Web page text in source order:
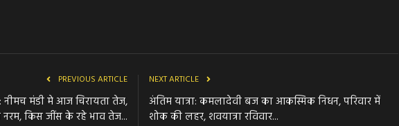
PREVIOUS ARTICLE
नीमच मंडी मे आज चिरायता तेज,
नरम, किस जींस के रहे भाव तेज...
NEXT ARTICLE
अंतिम यात्रा: कमलादेवी बज का आकस्मिक निधन, परिवार में
शोक की लहर, शवयात्रा रविवार...